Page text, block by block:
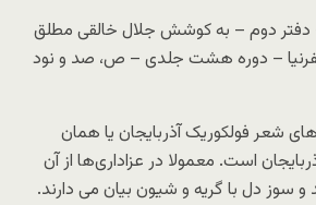
دوم – به کوشش جلال خالقی مطلق
– دوره هشت جلدی – ص، صد و نود
شعر فولکوریک آذربایجان یا همان
است. معمولا در عزاداری‌ها از آن
سوز دل با گریه و شیون بیان می دارند.